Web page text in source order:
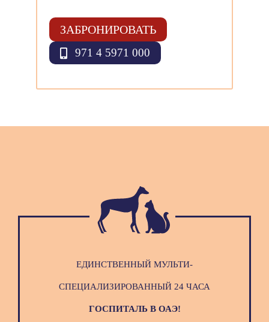
ЗАБРОНИРОВАТЬ
971 4 5971 000
ЕДИНСТВЕННЫЙ МУЛЬТИ-
СПЕЦИАЛИЗИРОВАННЫЙ 24 ЧАСА
ГОСПИТАЛЬ В ОАЭ!